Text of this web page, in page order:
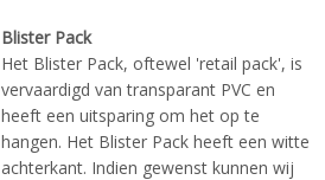
Blister Pack
Het Blister Pack, oftewel 'retail pack', is
vervaardigd van transparant PVC en
heeft een uitsparing om het op te
hangen. Het Blister Pack heeft een witte
achterkant. Indien gewenst kunnen wij